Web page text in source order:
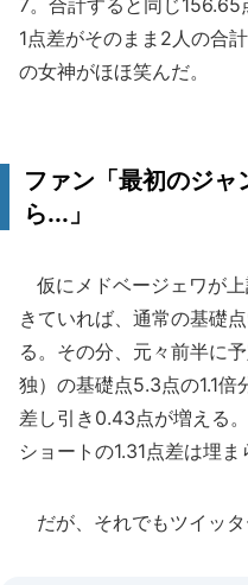
7。合計すると同じ156.65
1点差がそのまま2人の合
の女神がほほ笑んだ。
ファン「最初のジャ
ら...」
仮にメドベージェワが
きていれば、通常の基礎
る。その分、元々前半に
独）の基礎点5.3点の1.1倍
差し引き0.43点が増える
ショートの1.31点差は埋ま
だが、それでもツイッタ